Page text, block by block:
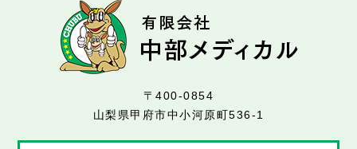
〒400-0854
山梨県甲府市中小河原町536-1